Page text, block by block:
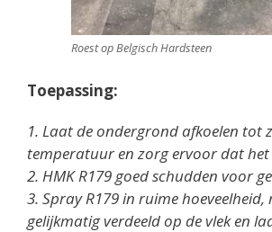
Roest op Belgisch Hardsteen
Toepassing:
1. Laat de ondergrond afkoelen tot
temperatuur en zorg ervoor dat het
2. HMK R179 goed schudden voor
3. Spray R179 in ruime
gelijkmatig verdeeld op de vlek en